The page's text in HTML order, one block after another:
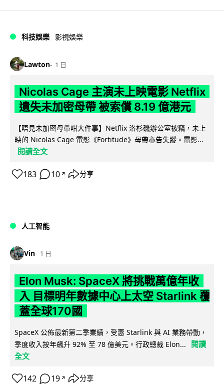
科技娛樂 影視娛樂
Lawton 1 日
Nicolas Cage 主演未上映電影 Netflix
遺失未加密母帶 被索償 8.19 億港元
【唔見未加密母帶咁大件事】Netflix 洛杉磯辦公室被竊，未上
映的 Nicolas Cage 電影《Fortitude》母帶亦告失蹤。電影...
閱讀全文
183 10 ↗ 分享
人工智能
Vin 1 日
Elon Musk: SpaceX 將挑戰萬億年收
入 目標明年數據中心上太空 Starlink 覆
蓋全球170國
SpaceX 公佈最新第二季業績，受惠 Starlink 與 AI 業務帶動，
季度收入按年飆升 92% 至 78 億美元。行政總裁 Elon...
閱讀
全文
142 19 ↗ 分享